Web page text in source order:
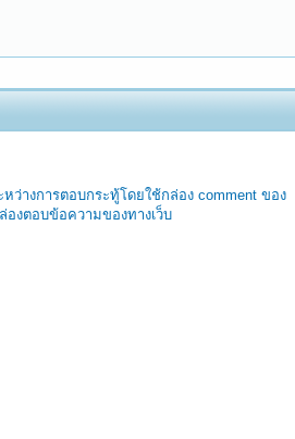
ว่างการตอบกระทู้โดยใช้กล่อง comment ของ
องตอบข้อความของทางเว็บ